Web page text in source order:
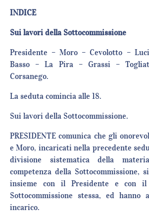
INDICE
Sui lavori della Sottocommissione
Presidente – Moro – Cevolotto –
Basso – La Pira – Grassi –
Corsanego.
La seduta comincia alle 18.
Sui lavori della Sottocommissione.
PRESIDENTE comunica che gli
e Moro, incaricati nella precedente
divisione sistematica della
competenza della Sottocommissione,
insieme con il Presidente e con il
Sottocommissione stessa, ed hanno
incarico.